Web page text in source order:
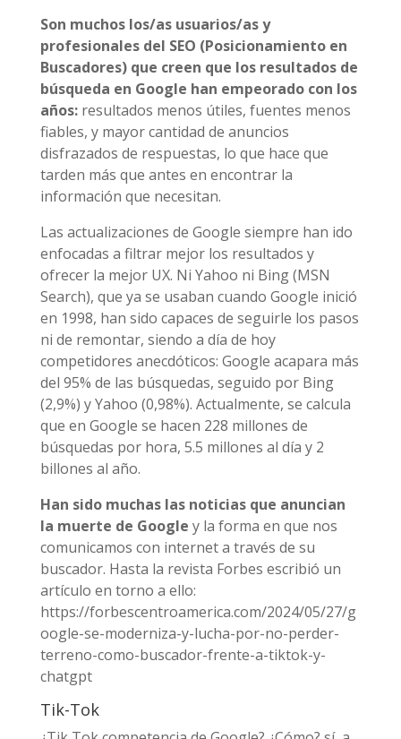
Son muchos los/as usuarios/as y
profesionales del SEO (Posicionamiento en
Buscadores) que creen que los resultados de
búsqueda en Google han empeorado con los
años:resultados menos útiles, fuentes menos
fiables, y mayor cantidad de anuncios
disfrazados de respuestas, lo que hace que
tarden más que antes en encontrar la
información que necesitan.
Las actualizaciones de Google siempre han ido
enfocadas a filtrar mejor los resultados y
ofrecer la mejor UX. Ni Yahoo ni Bing (MSN
Search), que ya se usaban cuando Google inició
en 1998, han sido capaces de seguirle los pasos
ni de remontar, siendo a día de hoy
competidores anecdóticos: Google acapara más
del 95% de las búsquedas, seguido por Bing
(2,9%) y Yahoo (0,98%). Actualmente, se calcula
que en Google se hacen 228 millones de
búsquedas por hora, 5.5 millones al día y 2
billones al año.
Han sido muchas las noticias que anuncian
la muerte de Google y la forma en que nos
comunicamos con internet a través de su
buscador. Hasta la revista Forbes escribió un
artículo en torno a ello:
https://forbescentroamerica.com/2024/05/27/g
oogle-se-moderniza-y-lucha-por-no-perder-
terreno-como-buscador-frente-a-tiktok-y-
chatgpt
Tik-Tok